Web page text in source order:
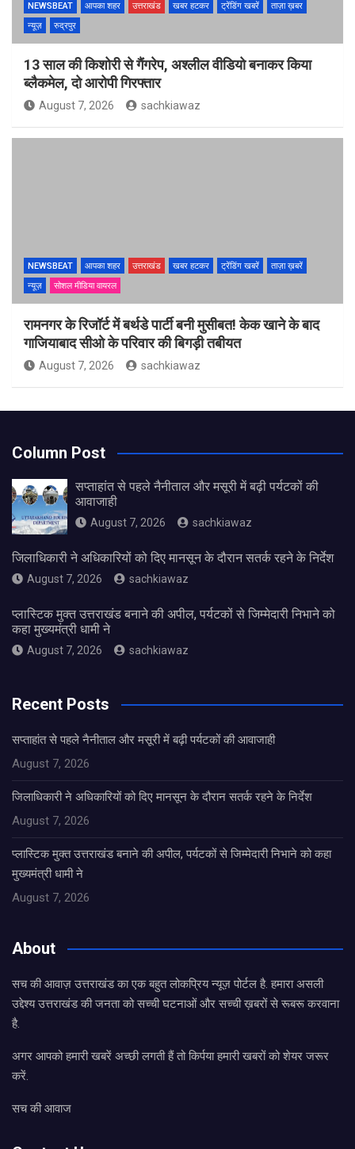
NEWSBEAT आपका शहर उत्तराखंड खबर हटकर ट्रेंडिंग खबरें
ताज़ा ख़बर
न्यूज़
रुद्रपुर
13 साल की किशोरी से गैंगरेप, अश्लील वीडियो बनाकर किया
ब्लैकमेल, दो आरोपी गिरफ्तार
August 7, 2026 sachkiawaz
NEWSBEAT आपका शहर उत्तराखंड खबर हटकर ट्रेंडिंग खबरें
ताज़ा ख़बरें
न्यूज़
सोशल मीडिया वायरल
रामनगर के रिजॉर्ट में बर्थडे पार्टी बनी मुसीबत! केक खाने के बाद
गाजियाबाद सीओ के परिवार की बिगड़ी तबीयत
August 7, 2026 sachkiawaz
Column Post
सप्ताहांत से पहले नैनीताल और मसूरी में बढ़ी पर्यटकों की
आवाजाही
August 7, 2026 sachkiawaz
जिलाधिकारी ने अधिकारियों को दिए मानसून के दौरान सतर्क रहने के निर्देश
August 7, 2026 sachkiawaz
प्लास्टिक मुक्त उत्तराखंड बनाने की अपील, पर्यटकों से जिम्मेदारी निभाने को
कहा मुख्यमंत्री धामी ने
August 7, 2026 sachkiawaz
Recent Posts
सप्ताहांत से पहले नैनीताल और मसूरी में बढ़ी पर्यटकों की आवाजाही
August 7, 2026
जिलाधिकारी ने अधिकारियों को दिए मानसून के दौरान सतर्क रहने के निर्देश
August 7, 2026
प्लास्टिक मुक्त उत्तराखंड बनाने की अपील, पर्यटकों से जिम्मेदारी निभाने को कहा
मुख्यमंत्री धामी ने
August 7, 2026
About
सच की आवाज़ उत्तराखंड का एक बहुत लोकप्रिय न्यूज़ पोर्टल है. हमारा असली
उद्देश्य उत्तराखंड की जनता को सच्ची घटनाओं और सच्ची ख़बरों से रूबरू करवाना
है.
अगर आपको हमारी खबरें अच्छी लगती हैं तो किर्पया हमारी खबरों को शेयर जरूर
करें.
सच की आवाज